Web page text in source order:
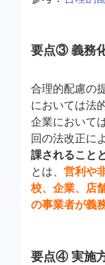
要点③ 義務
合理的配慮の
においては法
企業において
回の法改正に
課されること
とは、 営利や
校、企業、店
の事業者が義
要点④ 実施